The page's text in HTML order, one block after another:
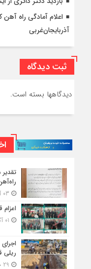
اعلام آمادگی راه
آذربایجان‌غربی
ثبت دیدگاه
دیدگاهها بسته است.
ریلی